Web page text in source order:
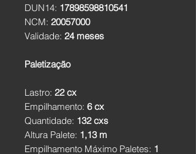
DUN14: 17898598810541
NCM: 20057000
Validade: 24 meses
Paletização
Lastro: 22 cx
Empilhamento: 6 cx
Quantidade: 132 cxs
Altura Palete: 1,13 m
Empilhamento Máximo Paletes: 1